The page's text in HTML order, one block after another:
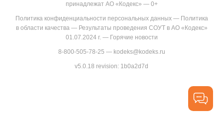
принадлежат АО «Кодекс» — 0+
Политика конфиденциальности персональных данных— Политика
в области качества— Результаты проведения СОУТ в АО «Кодекс»
01.07.2024 г.— Горячие новости
8-800-505-78-25 — kodeks@kodeks.ru
v5.0.18 revision: 1b0a2d7d